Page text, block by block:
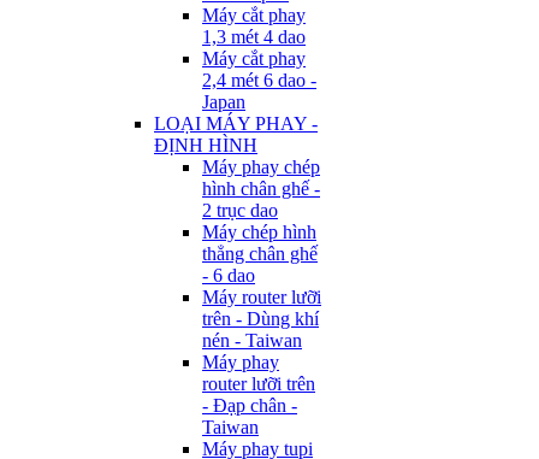
Máy cắt phay
1,3 mét 4 dao
Máy cắt phay
2,4 mét 6 dao -
Japan
LOẠI MÁY PHAY -
ĐỊNH HÌNH
Máy phay chép
hình chân ghế -
2 trục dao
Máy chép hình
thẳng chân ghế
- 6 dao
Máy router lưỡi
trên - Dùng khí
nén - Taiwan
Máy phay
router lưỡi trên
- Đạp chân -
Taiwan
Máy phay tupi